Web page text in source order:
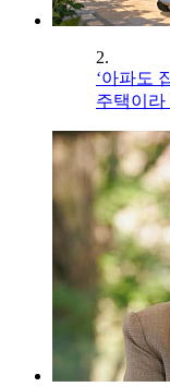
2.
‘아파도
주택이라